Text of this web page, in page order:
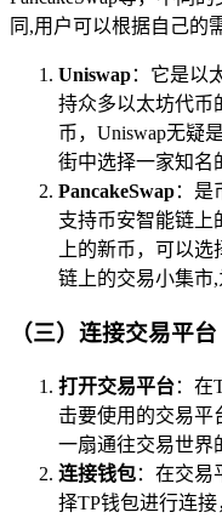
同,用户可以根据自己的
Uniswap：它是以
持众多以太坊代币
币，Uniswap无疑
街中选择一家知名
PancakeSwap：是
支持币安智能链上
上的新币，可以选
链上的交易小集市,
（三）连接交易平台
打开交易平台：在
击要使用的交易平
一扇通往交易世界
连接钱包：在交易
择TP钱包进行连